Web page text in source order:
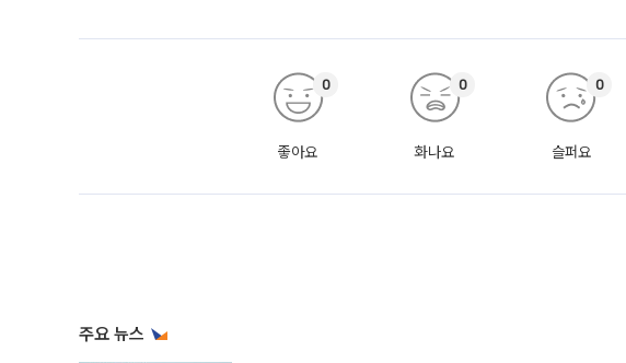
좋아요
0
화나요
0
슬퍼요
0
주요 뉴스